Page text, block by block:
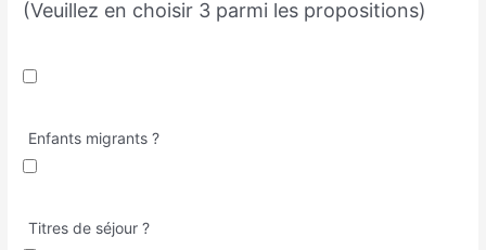
(Veuillez en choisir 3 parmi les propositions)
Enfants migrants ?
Titres de séjour ?